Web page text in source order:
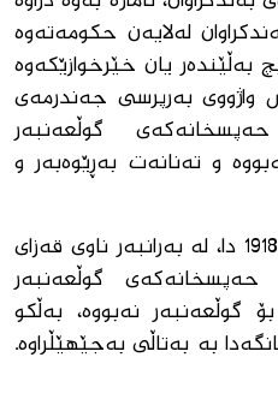
لەلایەن حكومەتەوە
بەڵێندەر یان خێرخوازێكەوە
واژووی بەرپرسی جەندرمەی
گوڵعەنبەر
و تەنانەت بەڕێوەبەر و
لەنێو خشتەی مانگی ئازاری 1918 دا، لە بەرانبەر ناوی قەزای
حەپسخانەكەی گوڵعەنبەر
گوڵعەنبەر نەبووە، بەڵكو
بە بەتاڵی بەجێهێڵراوە.